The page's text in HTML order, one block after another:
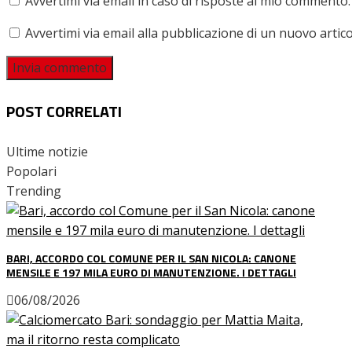
Avvertimi via email alla pubblicazione di un nuovo
POST CORRELATI
Ultime notizie
Popolari
Trending
BARI, ACCORDO COL COMUNE PER IL SAN NICOLA: CANONE
MENSILE E 197 MILA EURO DI MANUTENZIONE. I DETTAGLI
06/08/2026